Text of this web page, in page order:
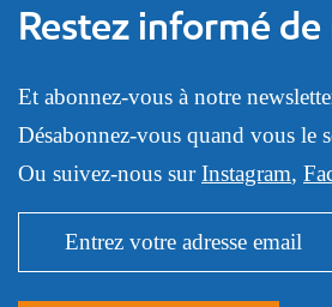
Restez informé
Et abonnez-vous à notre
Désabonnez-vous quand vous le
Ou suivez-nous surInstagram,